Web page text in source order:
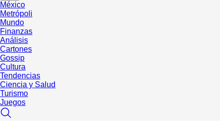
México
Metrópoli
Mundo
Finanzas
Análisis
Cartones
Gossip
Cultura
Tendencias
Ciencia y Salud
Turismo
Juegos